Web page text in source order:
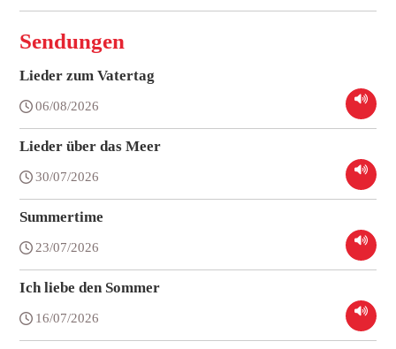
Sendungen
Lieder zum Vatertag
06/08/2026
Lieder über das Meer
30/07/2026
Summertime
23/07/2026
Ich liebe den Sommer
16/07/2026